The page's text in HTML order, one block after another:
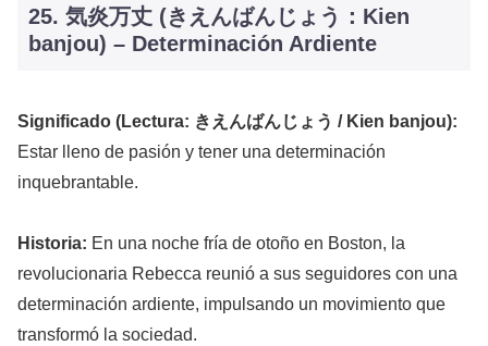
25. 気炎万丈 (きえんばんじょう：Kien
banjou) – Determinación Ardiente
Significado (Lectura: きえんばんじょう / Kien banjou):
Estar lleno de pasión y tener una determinación
inquebrantable.
Historia: En una noche fría de otoño en Boston, la
revolucionaria Rebecca reunió a sus seguidores con una
determinación ardiente, impulsando un movimiento que
transformó la sociedad.